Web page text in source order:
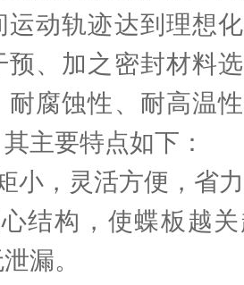
运动轨迹达到理想
预、加之密封材料
耐腐蚀性、耐高温
主要特点如下：
小，灵活方便，省
结构，使蝶板越
漏。